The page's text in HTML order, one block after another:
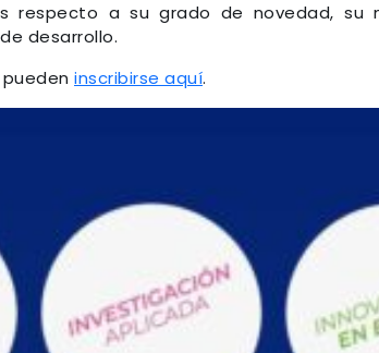
respecto a su grado de novedad, su
desarrollo.
inscribirse aquí.